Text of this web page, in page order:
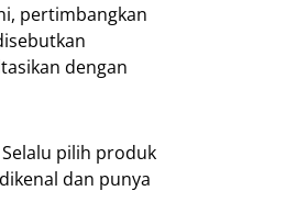
pertimbangkan
dengan
pilih produk
dan punya